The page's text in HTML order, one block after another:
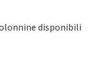
disponibili